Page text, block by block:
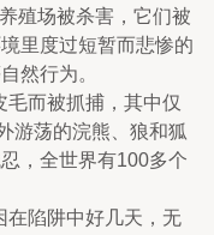
养殖场被杀害，它们被
里度过短暂而悲惨的
然行为。
毛而被抓捕，其中仅
游荡的浣熊、狼和狐
，全世界有100多个
在陷阱中好几天，无